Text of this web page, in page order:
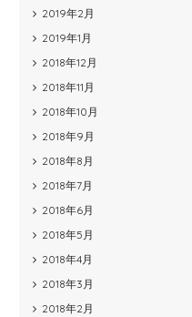
2019年2月
2019年1月
2018年12月
2018年11月
2018年10月
2018年9月
2018年8月
2018年7月
2018年6月
2018年5月
2018年4月
2018年3月
2018年2月